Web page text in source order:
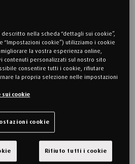
80 x 195 cm
Singolo
nella scheda “dettagli sui cookie”,
“Impostazioni cookie”) utilizziamo i cookie
la vostra esperienza online,
contenuti personalizzati sul nostro sito
consentire tutti i cookie, rifiutare
la propria selezione nelle impostazioni
sui cookie
cookie
Rifiuto tutti i cookie